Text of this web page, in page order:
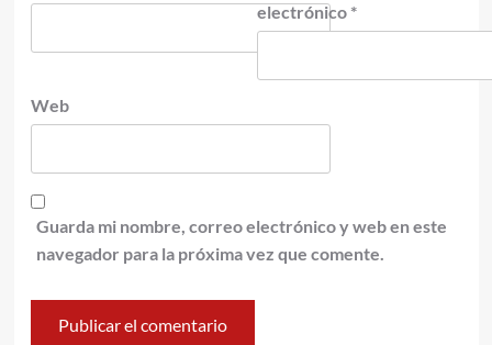
electrónico *
Web
Guarda mi nombre, correo electrónico y web en este
navegador para la próxima vez que comente.